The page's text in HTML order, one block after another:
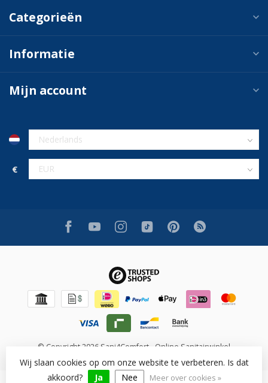
Categorieën
Informatie
Mijn account
€
© Copyright 2026 Sani4Comfort - Online Sanitairwinkel
Beoordeling op [review_system] voor [shop_name]: [rating]/10
Wij slaan cookies op om onze website te verbeteren. Is dat
akkoord?
Ja Nee Meer over cookies »